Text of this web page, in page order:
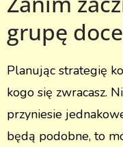
grupę
Planując strategię
kogo się zwracasz.
przyniesie
będą podobne, to